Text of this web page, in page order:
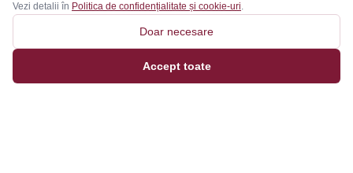
Vezi detalii în Politica de confidențialitate și cookie-uri.
Doar necesare
Accept toate